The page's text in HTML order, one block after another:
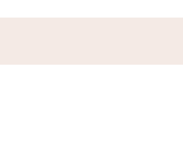
カー・セパレートタイプのナイ
無料 ⇒ 5：00～22：00（最終受